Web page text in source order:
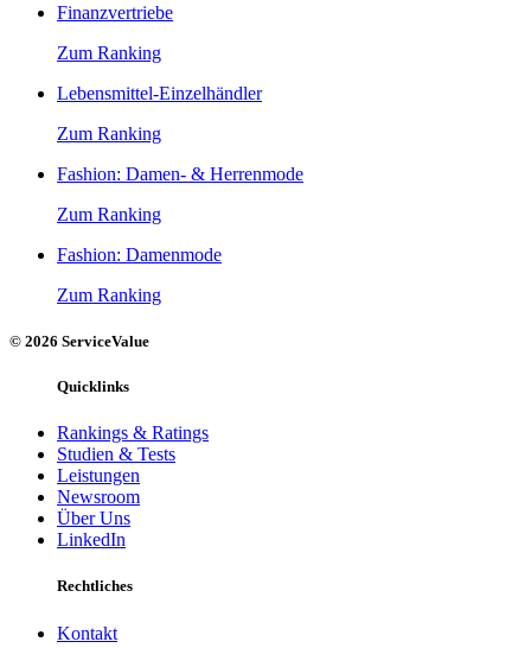
Finanzvertriebe
Zum Ranking
Lebensmittel-Einzelhändler
Zum Ranking
Fashion: Damen- & Herrenmode
Zum Ranking
Fashion: Damenmode
Zum Ranking
© 2026 ServiceValue
Quicklinks
Rankings & Ratings
Studien & Tests
Leistungen
Newsroom
Über Uns
LinkedIn
Rechtliches
Kontakt